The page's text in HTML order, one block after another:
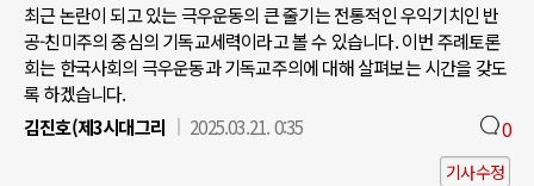
최근 논란이 되고 있는 극우운동의 큰 줄기는 전통적인 우익기치인 반
공-친미주의 중심의 기독교세력이라고 볼 수 있습니다. 이번 주례토론
회는 한국사회의 극우운동과 기독교주의에 대해 살펴보는 시간을 갖도
록 하겠습니다.
김진호(제3시대그리
2025.03.21. 0:35 0
기사수정